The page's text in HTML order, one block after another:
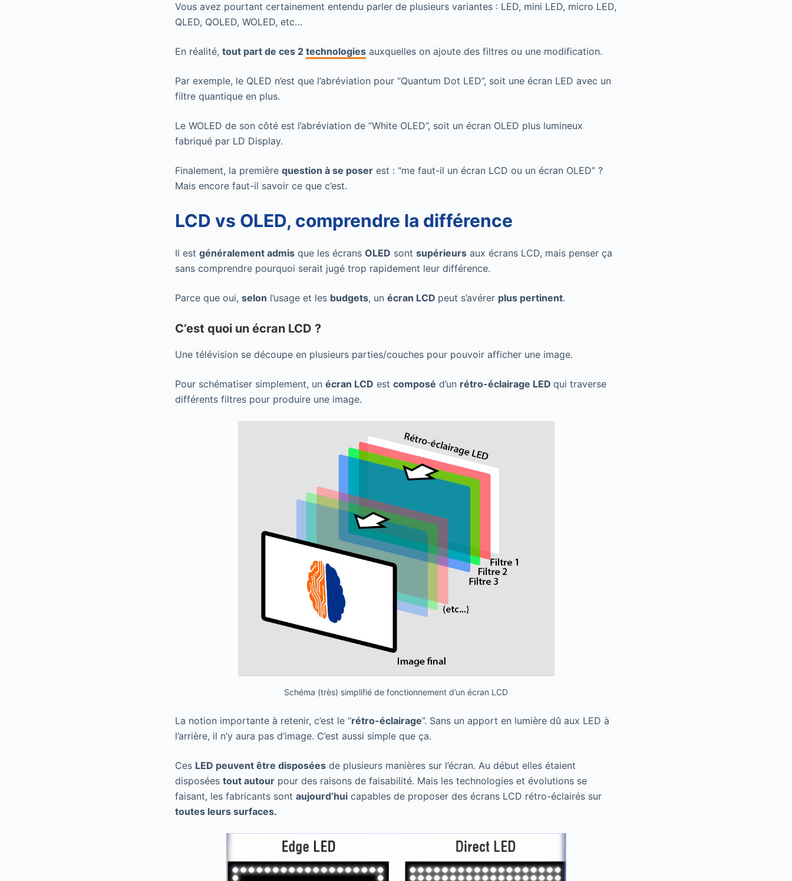
Vous avez pourtant certainement entendu parler de plusieurs variantes : LED, mini LED, micro LED,
QLED, QOLED, WOLED, etc…
En réalité, tout part de ces 2 technologies auxquelles on ajoute des filtres ou une modification.
Par exemple, le QLED n’est que l’abréviation pour “Quantum Dot LED”, soit une écran LED avec un
filtre quantique en plus.
Le WOLED de son côté est l’abréviation de “White OLED”, soit un écran OLED plus lumineux
fabriqué par LD Display.
Finalement, la première question à se poser est : “me faut-il un écran LCD ou un écran OLED” ?
Mais encore faut-il savoir ce que c’est.
LCD vs OLED, comprendre la différence
Il est généralement admis que les écrans OLED sont supérieurs aux écrans LCD, mais penser ça
sans comprendre pourquoi serait jugé trop rapidement leur différence.
Parce que oui, selon l’usage et les budgets, un écran LCD peut s’avérer plus pertinent.
C’est quoi un écran LCD ?
Une télévision se découpe en plusieurs parties/couches pour pouvoir afficher une image.
Pour schématiser simplement, un écran LCD est composé d’un rétro-éclairage LED qui traverse
différents filtres pour produire une image.
Schéma (très) simplifié de fonctionnement d’un écran LCD
La notion importante à retenir, c’est le “rétro-éclairage”. Sans un apport en lumière dû aux LED à
l’arrière, il n’y aura pas d’image. C’est aussi simple que ça.
Ces LED peuvent être disposées de plusieurs manières sur l’écran. Au début elles étaient
disposées tout autour pour des raisons de faisabilité. Mais les technologies et évolutions se
faisant, les fabricants sont aujourd’hui capables de proposer des écrans LCD rétro-éclairés sur
toutes leurs surfaces.